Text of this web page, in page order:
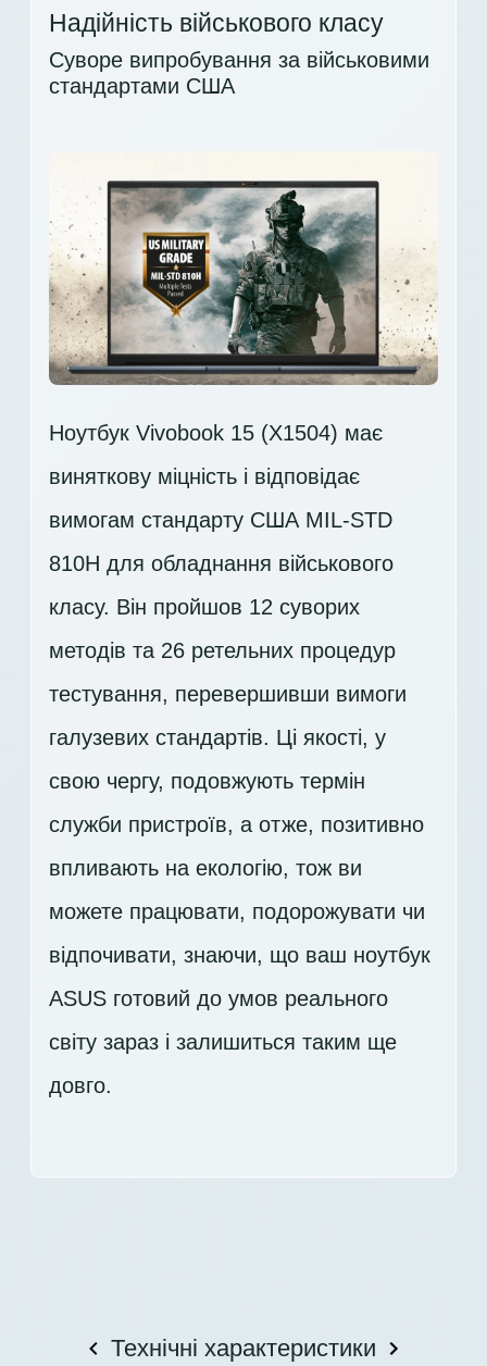
Надійність військового класу
Суворе випробування за військовими
стандартами США
Ноутбук Vivobook 15 (X1504) має
виняткову міцність і відповідає
вимогам стандарту США MIL-STD
810H для обладнання військового
класу. Він пройшов 12 суворих
методів та 26 ретельних процедур
тестування, перевершивши вимоги
галузевих стандартів. Ці якості, у
свою чергу, подовжують термін
служби пристроїв, а отже, позитивно
впливають на екологію, тож ви
можете працювати, подорожувати чи
відпочивати, знаючи, що ваш ноутбук
ASUS готовий до умов реального
світу зараз і залишиться таким ще
довго.
Технічні характеристики